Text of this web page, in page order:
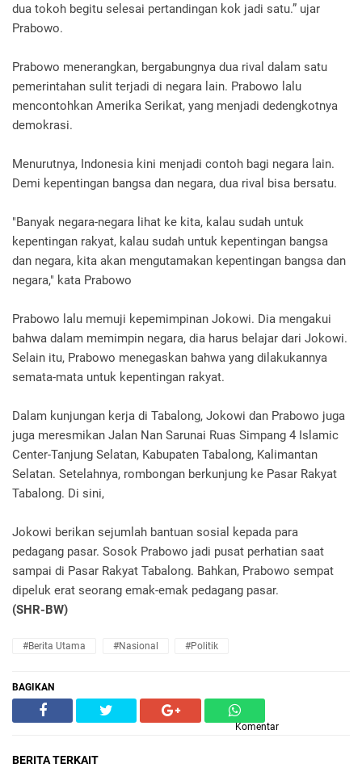
dua tokoh begitu selesai pertandingan kok jadi satu.” ujar
Prabowo.
Prabowo menerangkan, bergabungnya dua rival dalam satu
pemerintahan sulit terjadi di negara lain. Prabowo lalu
mencontohkan Amerika Serikat, yang menjadi dedengkotnya
demokrasi.
Menurutnya, Indonesia kini menjadi contoh bagi negara lain.
Demi kepentingan bangsa dan negara, dua rival bisa bersatu.
"Banyak negara-negara lihat ke kita, kalau sudah untuk
kepentingan rakyat, kalau sudah untuk kepentingan bangsa
dan negara, kita akan mengutamakan kepentingan bangsa dan
negara," kata Prabowo
Prabowo lalu memuji kepemimpinan Jokowi. Dia mengakui
bahwa dalam memimpin negara, dia harus belajar dari Jokowi.
Selain itu, Prabowo menegaskan bahwa yang dilakukannya
semata-mata untuk kepentingan rakyat.
Dalam kunjungan kerja di Tabalong, Jokowi dan Prabowo juga
juga meresmikan Jalan Nan Sarunai Ruas Simpang 4 Islamic
Center-Tanjung Selatan, Kabupaten Tabalong, Kalimantan
Selatan. Setelahnya, rombongan berkunjung ke Pasar Rakyat
Tabalong. Di sini,
Jokowi berikan sejumlah bantuan sosial kepada para
pedagang pasar. Sosok Prabowo jadi pusat perhatian saat
sampai di Pasar Rakyat Tabalong. Bahkan, Prabowo sempat
dipeluk erat seorang emak-emak pedagang pasar.
(SHR-BW)
#Berita Utama #Nasional #Politik
BAGIKAN
Komentar
BERITA TERKAIT